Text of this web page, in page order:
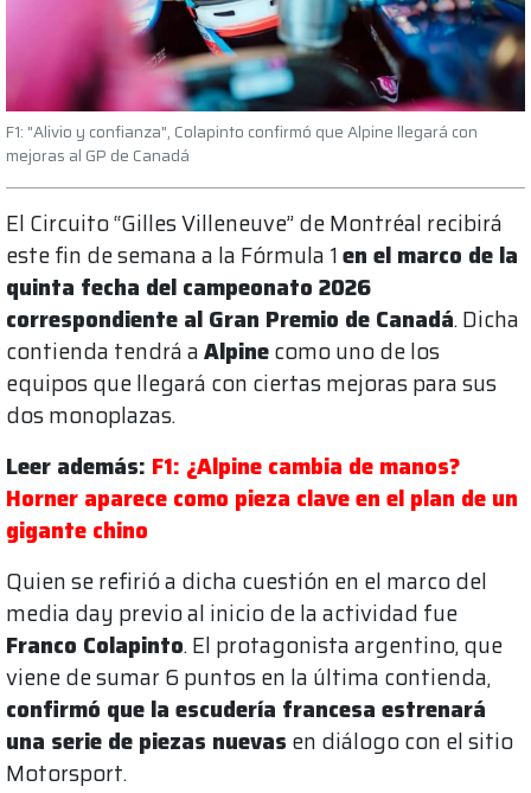
F1: "Alivio y confianza", Colapinto confirmó que Alpine llegará con
mejoras al GP de Canadá
El Circuito “Gilles Villeneuve” de Montréal recibirá
este fin de semana a la Fórmula 1en el marco de la
quinta fecha del campeonato 2026
correspondiente al Gran Premio de Canadá. Dicha
contienda tendrá aAlpinecomo uno de los
equipos que llegará con ciertas mejoras para sus
dos monoplazas.
Leer además: F1: ¿Alpine cambia de manos?
Horner aparece como pieza clave en el plan de un
gigante chino
Quien se refirió a dicha cuestión en el marco del
media day previo al inicio de la actividad fue
Franco Colapinto. El protagonista argentino, que
viene de sumar 6 puntos en la última contienda,
confirmó que la escudería francesa estrenará
una serie de piezas nuevas en diálogo con el sitio
Motorsport.